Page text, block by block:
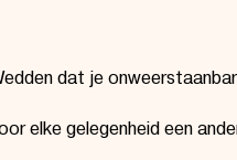
dat je
elke gelegenheid een